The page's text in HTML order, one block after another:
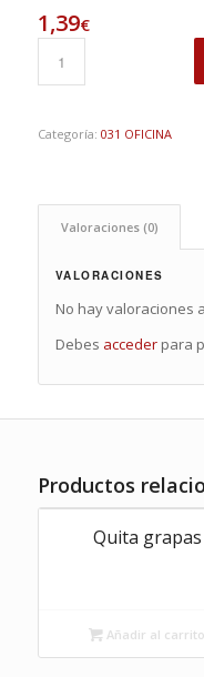
1,39€
Categoría: 031 OFICINA
Valoraciones (0)
VALORACIONES
No hay valoraciones
Debes accederpara
Productos
Quita
Añadir al carrito